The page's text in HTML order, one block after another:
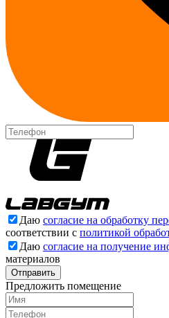
Даю согласие на обработку
соответствии с политикой
Даю согласие на получение
материалов
Отправить
Предложить помещение